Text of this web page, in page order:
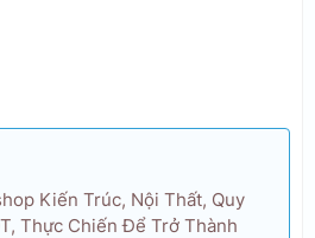
Kiến Trúc, Nội Thất, Quy
Thực Chiến Để Trở Thành